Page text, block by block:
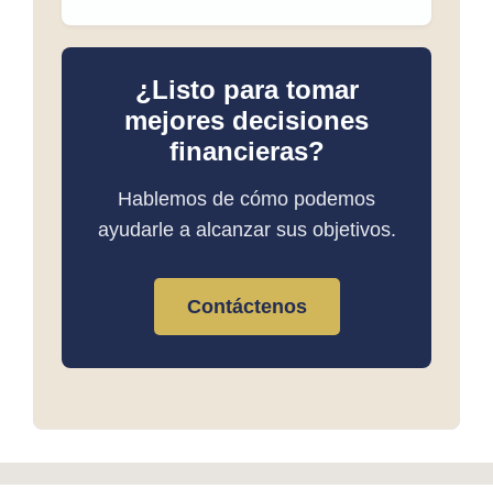
¿Listo para tomar
mejores decisiones
financieras?
Hablemos de cómo podemos
ayudarle a alcanzar sus objetivos.
Contáctenos